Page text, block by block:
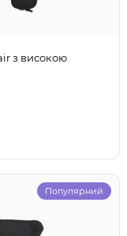
з високою
Популярний